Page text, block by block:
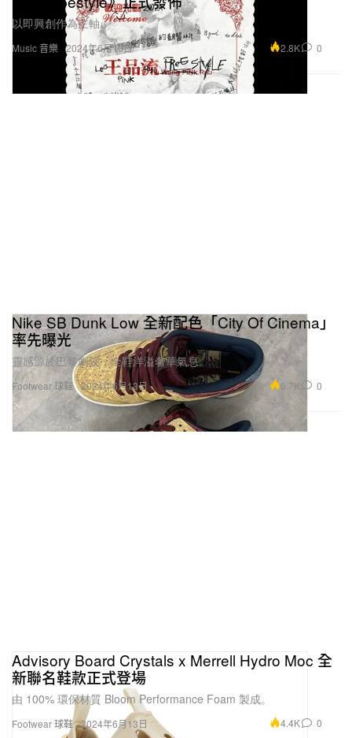
Music 音樂
以即興創作為主軸。
2024年6月13日 2.8K 0
Footwear 球鞋
Nike SB Dunk Low 全新配色「City Of Cinema」
率先曝光
靈感源於巴黎劇院，全鞋洋溢奢華氣息。
2024年6月13日 6.7K 0
Footwear 球鞋
Advisory Board Crystals x Merrell Hydro Moc 全
新聯名鞋款正式登場
由 100% 環保材質 Bloom Performance Foam 製成。
2024年6月13日 4.4K 0